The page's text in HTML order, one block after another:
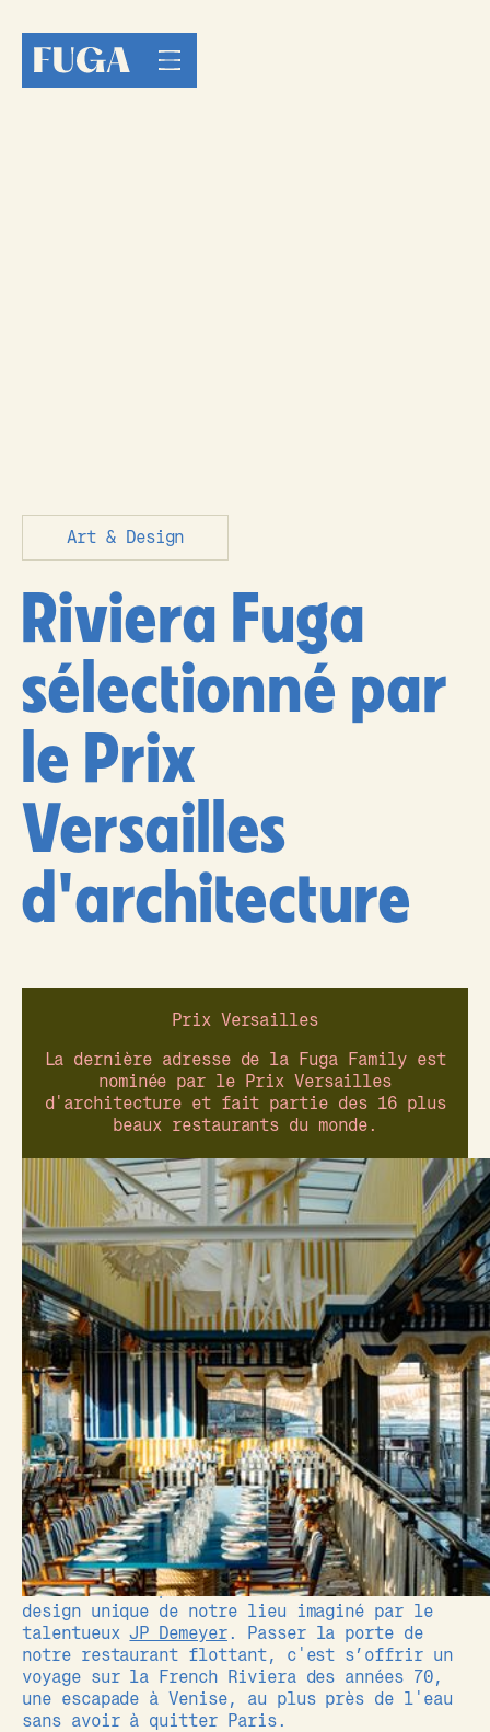
Art & Design
Riviera Fuga
sélectionné par
le Prix
Versailles
d'architecture
Prix Versailles
La dernière adresse de la Fuga Family est
nominée par le Prix Versailles
d'architecture et fait partie des 16 plus
beaux restaurants du monde.
Riviera Fuga élu plus beau
restaurant du monde par le
Prix Versailles ?
C’est officiel,Riviera Fugafait partie de
la très sélect liste des établissements
nominés au titre du plus beau restaurant du
monde ! Merci à Jérôme Gouadain et à tout le
jury duPrix Versaillesd’avoir reconnu notre
adresse comme l’une des meilleures ouvertures
au monde récompensant l’architecture et le
design unique de notre lieu imaginé par le
talentueuxJP Demeyer. Passer la porte de
notre restaurant flottant, c'est s’offrir un
voyage sur la French Riviera des années 70,
une escapade à Venise, au plus près de l'eau
sans avoir à quitter Paris.